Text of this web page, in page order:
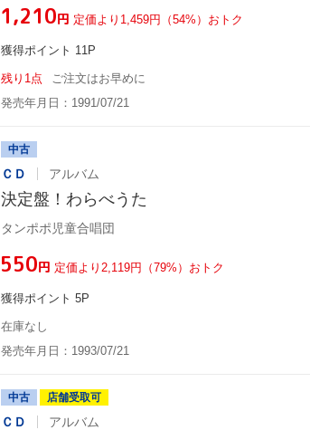
¥1,210円 定価より1,459円（54%）おトク
獲得ポイント 11P
残り1点
ご注文はお早めに
発売年月日：1991/07/21
中古
ＣＤ アルバム
決定盤！わらべうた
タンポポ児童合唱団
¥550円 定価より2,119円（79%）おトク
獲得ポイント 5P
在庫なし
発売年月日：1993/07/21
中古 店舗受取可
ＣＤ アルバム